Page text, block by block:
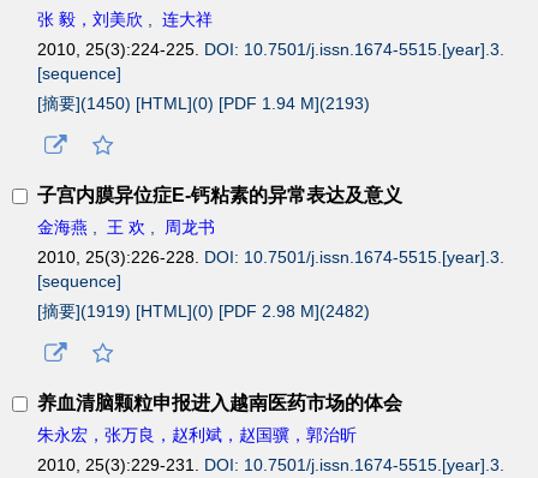
张 毅，刘美欣 , 连大祥
2010, 25(3):224-225. DOI: 10.7501/j.issn.1674-5515.[year].3.
[sequence]
[摘要](1450) [HTML](0) [PDF 1.94 M](2193)
子宫内膜异位症E-钙粘素的异常表达及意义
金海燕 , 王 欢 ,
周龙书
2010, 25(3):226-228. DOI: 10.7501/j.issn.1674-5515.[year].3.
[sequence]
[摘要](1919) [HTML](0) [PDF 2.98 M](2482)
养血清脑颗粒申报进入越南医药市场的体会
朱永宏，张万良，赵利斌，赵国骥，郭治昕
2010, 25(3):229-231. DOI: 10.7501/j.issn.1674-5515.[year].3.